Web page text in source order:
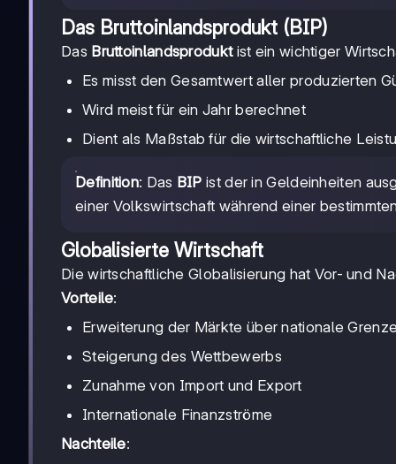
Das Bruttoinlandsprodukt (BIP)
Das Bruttoinlandsproduktist ein wichtiger
Es misst den Gesamtwert aller produzierten
Wird meist für ein Jahr berechnet
Dient als Maßstab für die wirtschaftliche
Definition: Das BIP ist der in Geldeinheiten
einer Volkswirtschaft während einer
Globalisierte Wirtschaft
Die wirtschaftliche Globalisierung hat Vor- und
Vorteile:
Erweiterung der Märkte über nationale
Steigerung des Wettbewerbs
Zunahme von Import und Export
Internationale Finanzströme
Nachteile: